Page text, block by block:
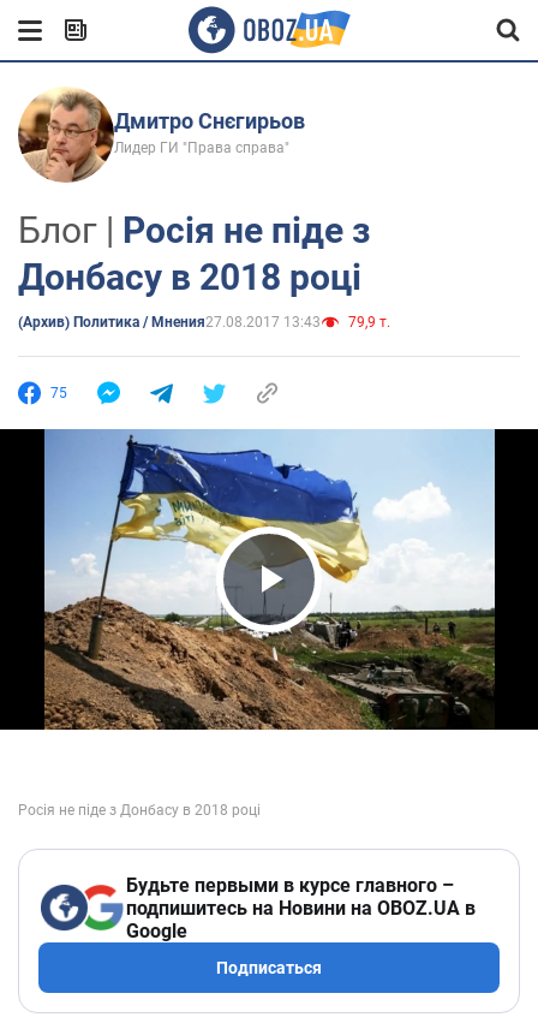
Дмитро Снєгирьов
Лидер ГИ "Права справа"
Блог | Росія не піде з
Донбасу в 2018 році
(Архив) Политика / Мнения27.08.2017 13:43 79,9 т.
75
Play Video
Будьте первыми в курсе главного –
подпишитесь на Новини на OBOZ.UA в
Google
Подписаться